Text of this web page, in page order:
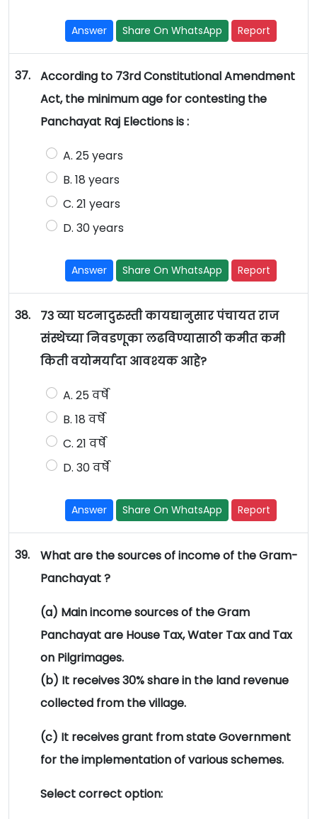
Answer Share On WhatsApp Report
37.
According to 73rd Constitutional Amendment
Act, the minimum age for contesting the
Panchayat Raj Elections is :
A. 25 years
B. 18 years
C. 21 years
D. 30 years
Answer Share On WhatsApp Report
38.
73 व्या घटनादुरुस्ती कायद्यानुसार पंचायत राज
संस्थेच्या निवडणूका लढविण्यासाठी कमीत कमी
किती वयोमर्यादा आवश्यक आहे?
A. 25 वर्षे
B. 18 वर्षे
C. 21 वर्षे
D. 30 वर्षे
Answer Share On WhatsApp Report
39.
What are the sources of income of the Gram-
Panchayat ?
(a) Main income sources of the Gram
Panchayat are House Tax, Water Tax and Tax
on Pilgrimages.
(b) It receives 30% share in the land revenue
collected from the village.
(c) It receives grant from state Government
for the implementation of various schemes.
Select correct option: